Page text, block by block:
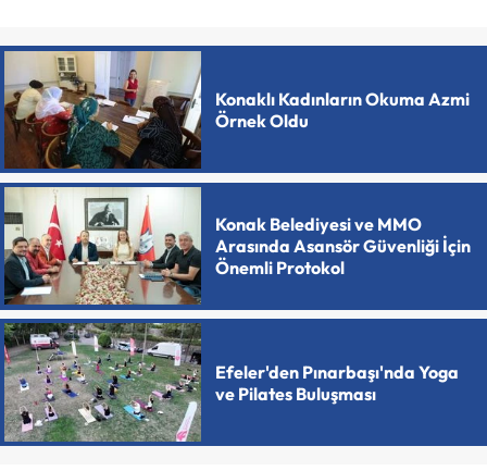
Konaklı Kadınların Okuma Azmi
Örnek Oldu
Konak Belediyesi ve MMO
Arasında Asansör Güvenliği İçin
Önemli Protokol
Efeler'den Pınarbaşı'nda Yoga
ve Pilates Buluşması